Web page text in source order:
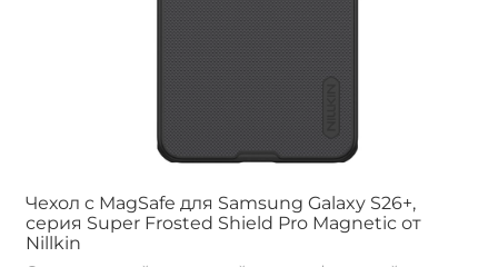
Чехол c MagSafe для Samsung Galaxy S26+,
серия Super Frosted Shield Pro Magnetic от
Nillkin